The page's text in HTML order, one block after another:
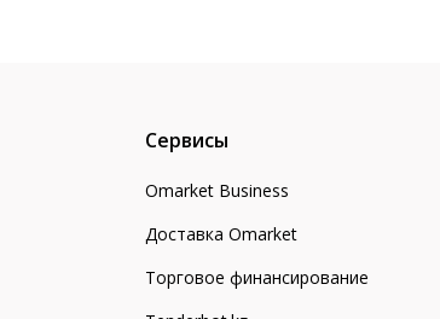
Сервисы
Omarket Business
Доставка Omarket
Торговое финансирование